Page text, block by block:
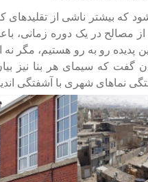
که بیشتر ناشی از تقلیدهای
مصالح در یک دوره زمانی،
رو به رو هستیم، مگر نه
که سیمای هر بنا نیز
نماهای شهری با آشفتگی